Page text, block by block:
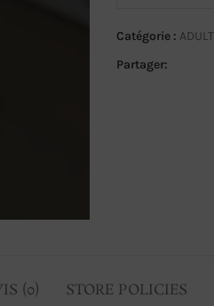
Catégorie :
Partager:
(0) STORE POLICIES